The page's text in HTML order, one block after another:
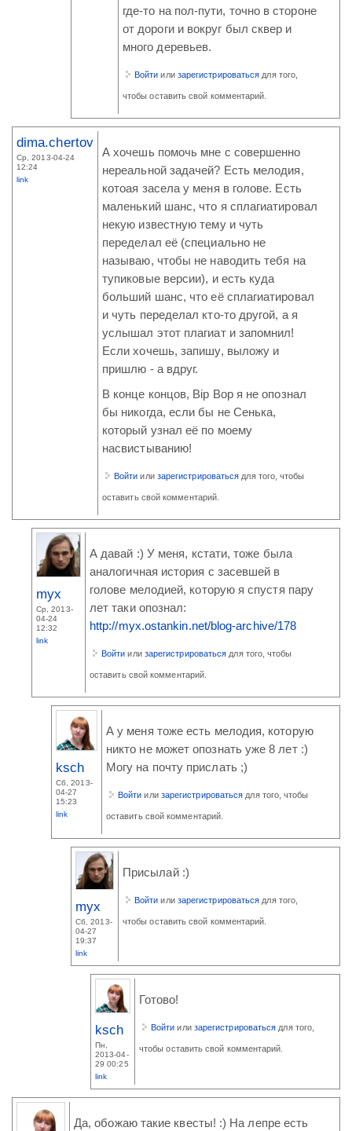
где-то на пол-пути, точно в стороне
от дороги и вокруг был сквер и
много деревьев.
Войти или зарегистрироваться для того,
чтобы оставить свой комментарий.
dima.chertov
Ср, 2013-04-24
12:24
link
А хочешь помочь мне с совершенно
нереальной задачей? Есть мелодия,
котоая засела у меня в голове. Есть
маленький шанс, что я сплагиатировал
некую известную тему и чуть
переделал её (специально не
называю, чтобы не наводить тебя на
тупиковые версии), и есть куда
больший шанс, что её сплагиатировал
и чуть переделал кто-то другой, а я
услышал этот плагиат и запомнил!
Если хочешь, запишу, выложу и
пришлю - а вдруг.
В конце концов, Bip Bop я не опознал
бы никогда, если бы не Сенька,
который узнал её по моему
насвистыванию!
Войти или зарегистрироваться для того, чтобы
оставить свой комментарий.
myx
Ср, 2013-
04-24
12:32
link
А давай :) У меня, кстати, тоже была
аналогичная история с засевшей в
голове мелодией, которую я спустя пару
лет таки опознал:
http://myx.ostankin.net/blog-archive/178
Войти или зарегистрироваться для того, чтобы
оставить свой комментарий.
ksch
Сб, 2013-
04-27
15:23
link
А у меня тоже есть мелодия, которую
никто не может опознать уже 8 лет :)
Могу на почту прислать ;)
Войти или зарегистрироваться для того, чтобы
оставить свой комментарий.
myx
Сб, 2013-
04-27
19:37
link
Присылай :)
Войти или зарегистрироваться для того,
чтобы оставить свой комментарий.
ksch
Пн,
2013-04-
29 00:25
link
Готово!
Войти или зарегистрироваться для того,
чтобы оставить свой комментарий.
Да, обожаю такие квесты! :) На лепре есть